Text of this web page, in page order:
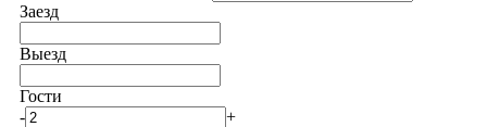
Заезд
Выезд
Гости
-
+